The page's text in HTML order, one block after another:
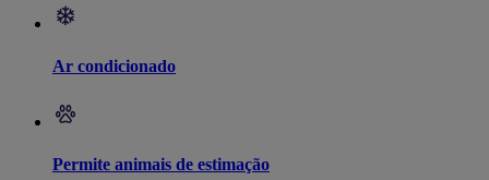
Ar condicionado
Permite animais de estimação